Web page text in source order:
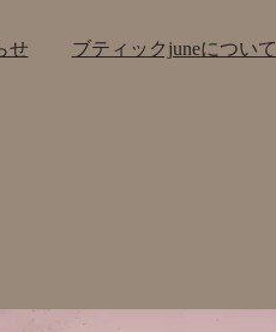
せ ​ブティックjuneについて